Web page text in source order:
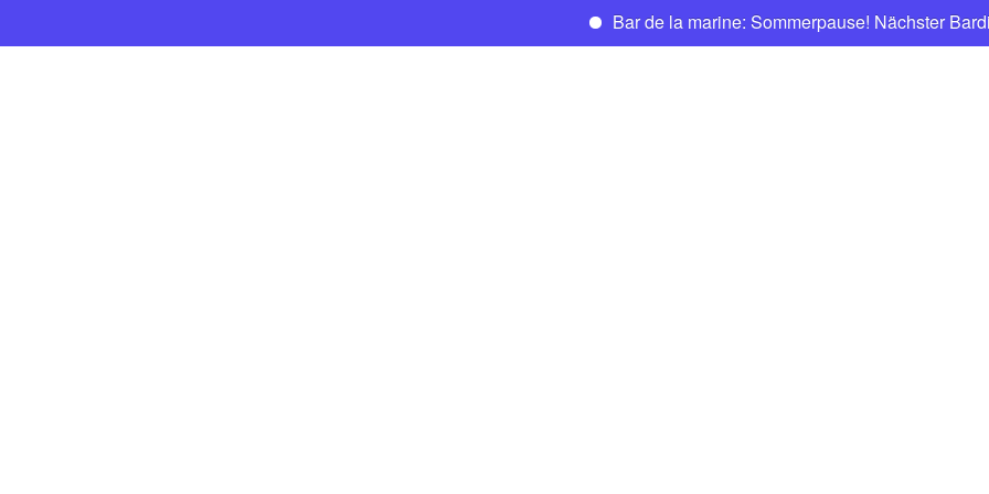
Bar de la marine: Sommerpause! Nächster